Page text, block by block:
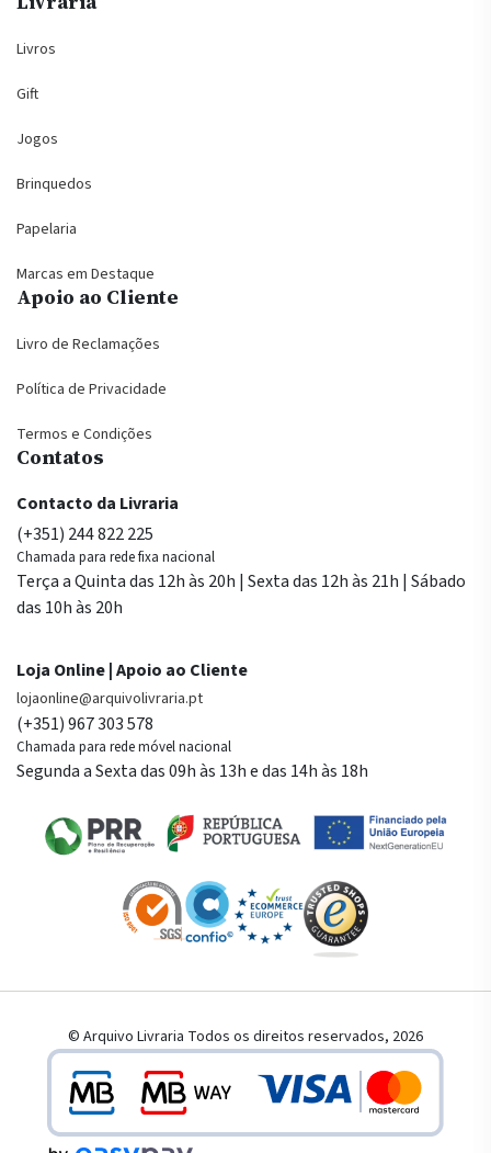
Livros
Gift
Jogos
Brinquedos
Papelaria
Marcas em Destaque
Apoio ao Cliente
Livro de Reclamações
Política de Privacidade
Termos e Condições
Contatos
Contacto da Livraria
(+351) 244 822 225
Chamada para rede fixa nacional
Terça a Quinta das 12h às 20h | Sexta das 12h às 21h | Sábado
das 10h às 20h
Loja Online | Apoio ao Cliente
lojaonline@arquivolivraria.pt
(+351) 967 303 578
Chamada para rede móvel nacional
Segunda a Sexta das 09h às 13h e das 14h às 18h
© Arquivo Livraria Todos os direitos reservados, 2026